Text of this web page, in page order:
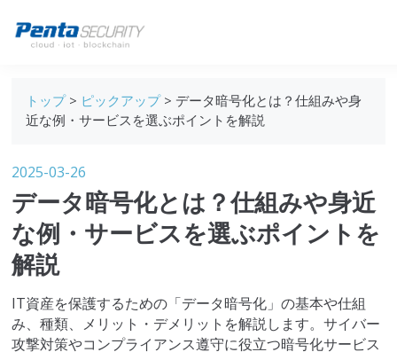
Webセキュリティ
技術ブログ
トップ> ピックアップ> データ暗号化とは？仕組みや身
近な例・サービスを選ぶポイントを解説
2025-03-26
データ暗号化とは？仕組みや身近
な例・サービスを選ぶポイントを
解説
IT資産を保護するための「データ暗号化」の基本や仕組
み、種類、メリット・デメリットを解説します。サイバー
攻撃対策やコンプライアンス遵守に役立つ暗号化サービス